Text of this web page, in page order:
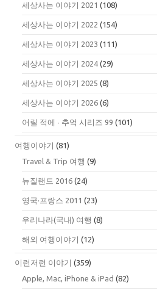
세상사는 이야기 2021 (108)
세상사는 이야기 2022 (154)
세상사는 이야기 2023 (111)
세상사는 이야기 2024 (29)
세상사는 이야기 2025 (8)
세상사는 이야기 2026 (6)
어릴 적에 ∙ 추억 시리즈 99 (101)
여행이야기 (81)
Travel & Trip 여행 (9)
뉴질랜드 2016 (24)
영국·프랑스 2011 (23)
우리나라(국내) 여행 (8)
해외 여행이야기 (12)
이런저런 이야기 (359)
Apple, Mac, iPhone & iPad (82)